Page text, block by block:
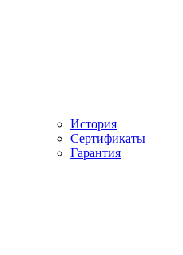
История
Сертификаты
Гарантия